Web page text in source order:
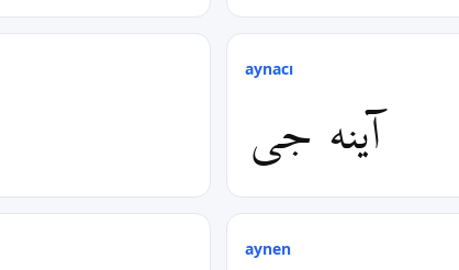
aynacı
آینه جی
aynen